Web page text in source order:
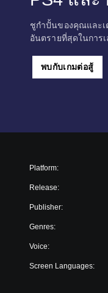
ชูกำปั้นของคุณและ
อันตรายที่สุดในการ
พบกับเกมต่อสู้
Platform:
Release:
Publisher:
Genres:
Voice:
Screen Languages: